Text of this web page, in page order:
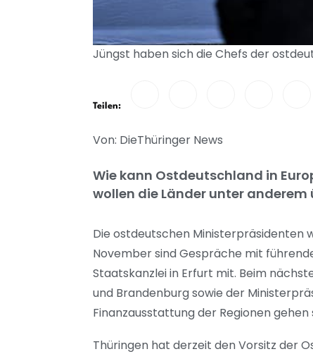
Jüngst haben sich die Chefs der
Teilen:
Von: DieThüringer News
Wie kann Ostdeutschland in
wollen die Länder unter
Die ostdeutschen Ministerpräsidenten
November sind Gespräche mit
Staatskanzlei in Erfurt mit. Beim
und Brandenburg sowie der
Finanzausstattung der Regionen
Thüringen hat derzeit den Vorsitz der